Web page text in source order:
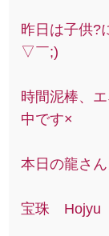
昨日は子供?
▽￣;)
時間泥棒、
中です×
本日の龍さ
宝珠 Hojyu